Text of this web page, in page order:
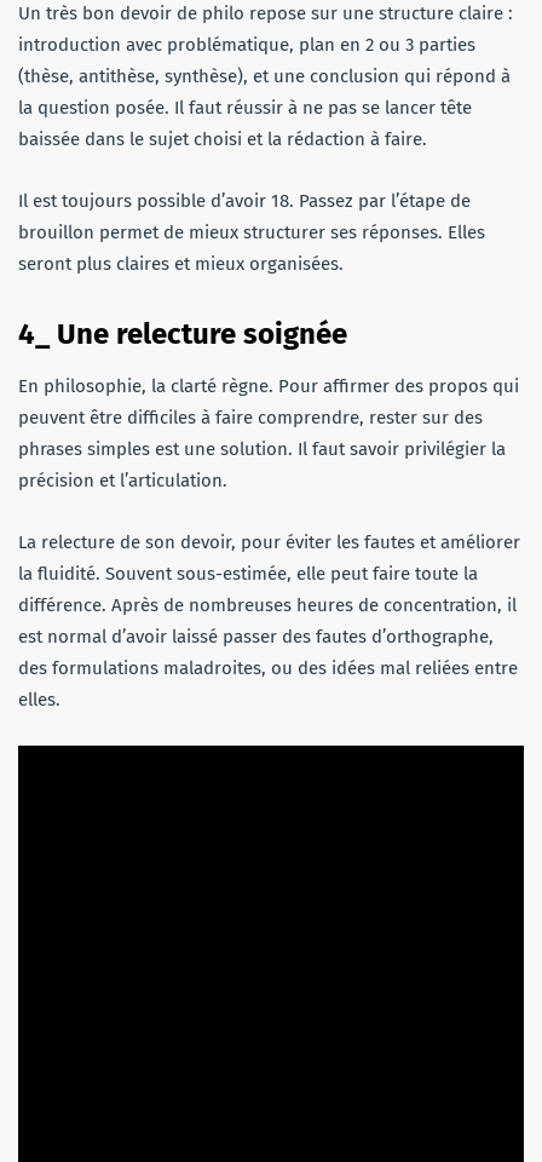
Un très bon devoir de philo repose sur une structure claire :
introduction avec problématique, plan en 2 ou 3 parties
(thèse, antithèse, synthèse), et une conclusion qui répond à
la question posée. Il faut réussir à ne pas se lancer tête
baissée dans le sujet choisi et la rédaction à faire.
Il est toujours possible d’avoir 18. Passez par l’étape de
brouillon permet de mieux structurer ses réponses. Elles
seront plus claires et mieux organisées.
4_ Une relecture soignée
En philosophie, la clarté règne. Pour affirmer des propos qui
peuvent être difficiles à faire comprendre, rester sur des
phrases simples est une solution. Il faut savoir privilégier la
précision et l’articulation.
La relecture de son devoir, pour éviter les fautes et améliorer
la fluidité. Souvent sous-estimée, elle peut faire toute la
différence. Après de nombreuses heures de concentration, il
est normal d’avoir laissé passer des fautes d’orthographe,
des formulations maladroites, ou des idées mal reliées entre
elles.